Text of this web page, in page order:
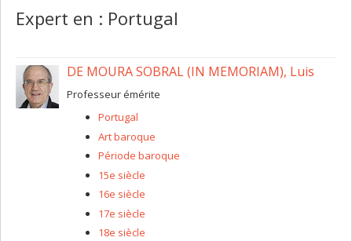
Expert en : Portugal
DE MOURA SOBRAL (IN MEMORIAM), Luis
Professeur émérite
Portugal
Art baroque
Période baroque
15e siècle
16e siècle
17e siècle
18e siècle